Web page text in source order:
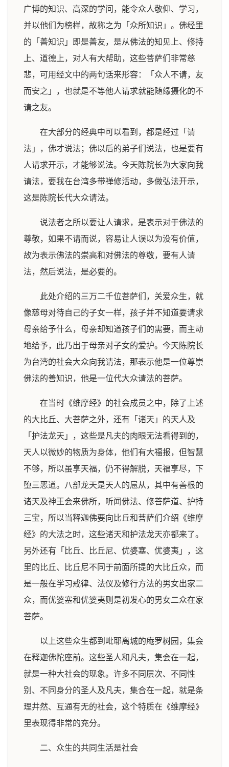
广博的知识、高深的学问，能令众人敬仰、学习，
并以他们为榜样，故称之为「众所知识」。佛经里
的「善知识」即是善友，是从佛法的知见上、修持
上、道德上，对人有大帮助，这些菩萨们非常慈
悲，可用经文中的两句话来形容：「众人不请，友
而安之」，也就是不等他人请求就能随缘摄化的不
请之友。
在大部分的经典中可以看到，都是经过「请
法」，佛才说法；佛以后的弟子们说法，也是要有
人请求开示，才能够说法。今天陈院长为大家向我
请法，要我在台湾多带禅修活动，多做弘法开示，
这是陈院长代大众请法。
说法者之所以要让人请求，是表示对于佛法的
尊敬，如果不请而说，容易让人误以为没有价值，
故为表示佛法的崇高和对佛法的尊敬，要有人请
法，然后说法，是必要的。
此处介绍的三万二千位菩萨们，关爱众生，就
像慈母对待自己的子女一样，孩子并不知道要请求
母亲给予什么，母亲却知道孩子们的需要，而主动
地给予，此乃出于母亲对子女的爱护。今天陈院长
为台湾的社会大众向我请法，那表示他是一位尊崇
佛法的善知识，他是一位代大众请法的菩萨。
在当时《维摩经》的社会成员之中，除了上述
的大比丘、大菩萨之外，还有「诸天」的天人及
「护法龙天」，这些是凡夫的肉眼无法看得到的，
天人以微妙的物质为身体，他们有大福报，但智慧
不够，所以虽享天福，仍不得解脱，天福享尽，下
堕三恶道。八部龙天是天人的扈从，其中有善根的
诸天及神王会来佛所，听闻佛法、修菩萨道、护持
三宝，所以当释迦佛要向比丘和菩萨们介绍《维摩
经》的大法之时，这些诸天和护法龙天亦都来了。
另外还有「比丘、比丘尼、优婆塞、优婆夷」，这
里的比丘、比丘尼不同于前面所提的大比丘众，而
是一般在学习戒律、法仪及修行方法的男女出家二
众，而优婆塞和优婆夷则是初发心的男女二众在家
菩萨。
以上这些众生都到毗耶离城的庵罗树园，集会
在释迦佛陀座前。这些圣人和凡夫，集会在一起，
就是一种大社会的现象。许多不同层次、不同性
别、不同身分的圣人及凡夫，集合在一起，就是条
理井然、互通有无的社会，这个特质在《维摩经》
里表现得非常的充分。
二、众生的共同生活是社会